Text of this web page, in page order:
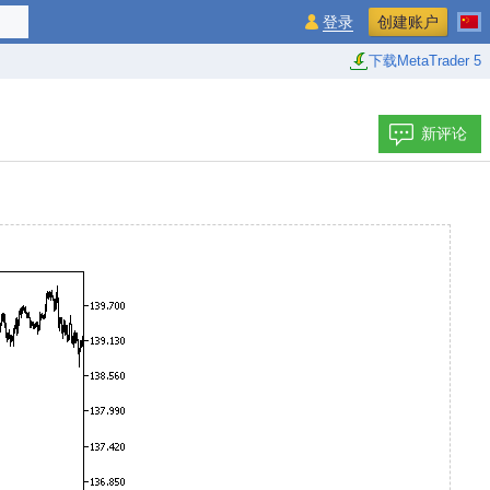
下载MetaTrader 5
登录 创建账户
新评论